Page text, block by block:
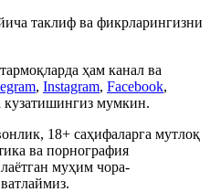
таклиф ва фикрларингизни
ҳам канал ва
, Instagram, Facebook,
мумкин.
18+ саҳифаларга мутлоқ
ва порнография
муҳим чора-